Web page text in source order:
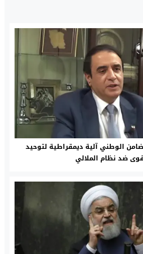
الوطني آلية ديمقراطية لتوحيد
ضد نظام الملالي